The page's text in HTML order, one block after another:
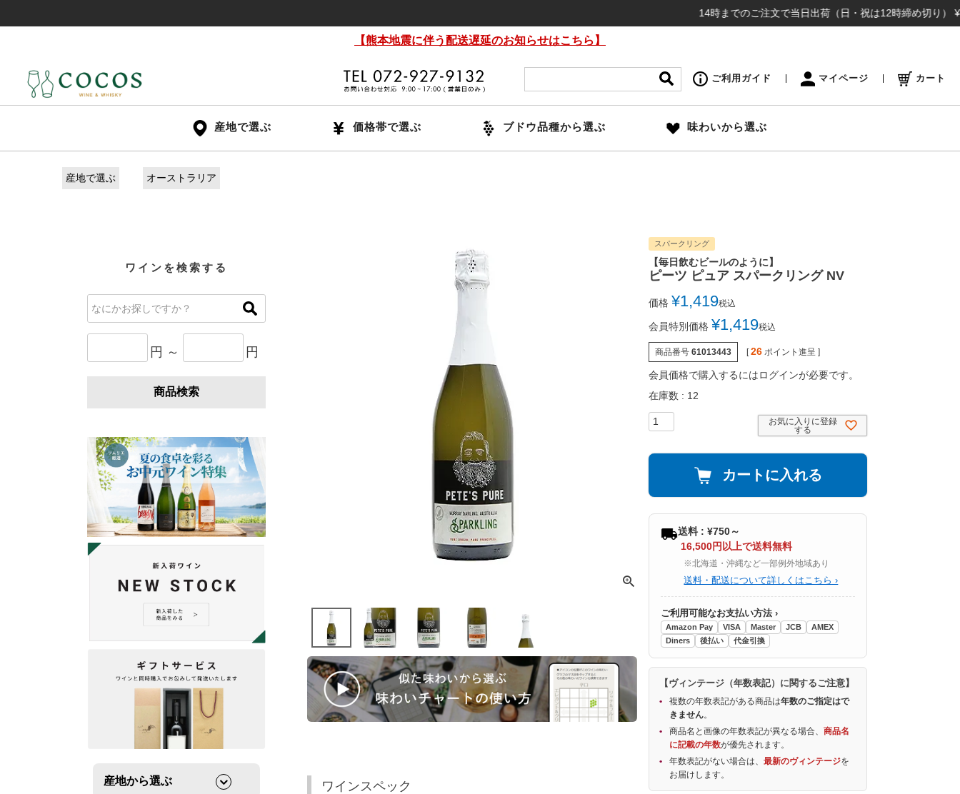
14時までのご注文で当日出荷（日・祝は12時締め切り）
【熊本地震に伴う配送遅延のお知らせはこちら】
ご利用ガイド マイページ カート
産地で選ぶ 価格帯で選ぶ ブドウ品種から選ぶ 味わいから選ぶ
産地で選ぶ オーストラリア
ワインを検索する
円 ～ 円
商品検索
産地から選ぶ ワインスペック
スパークリング
【毎日飲むビールのように】
ピーツ ピュア スパークリング NV
価格 ¥1,419税込
会員特別価格 ¥1,419税込
商品番号 61013443 [ 26 ポイント進呈 ]
会員価格で購入するにはログインが必要です。
在庫数
12
お気に入りに登録
する
カートに入れる
送料 : ¥750～
16,500円以上で送料無料
※北海道・沖縄など一部例外地域あり
送料・配送について詳しくはこちら ›
ご利用可能なお支払い方法 ›
Amazon Pay VISA Master JCB
AMEX
Diners
後払い 代金引換
【ヴィンテージ（年数表記）に関するご注意】
複数の年数表記がある商品は年数のご指定はで
きません。
商品名と画像の年数表記が異なる場合、商品名
に記載の年数が優先されます。
年数表記がない場合は、最新のヴィンテージを
お届けします。